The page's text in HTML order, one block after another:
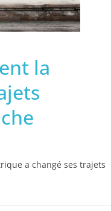
la
a changé ses trajets